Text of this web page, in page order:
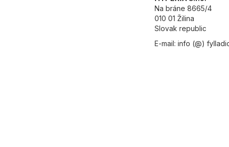
Na bráne 8665/4
010 01 Žilina
Slovak republic
E-mail: info (@)